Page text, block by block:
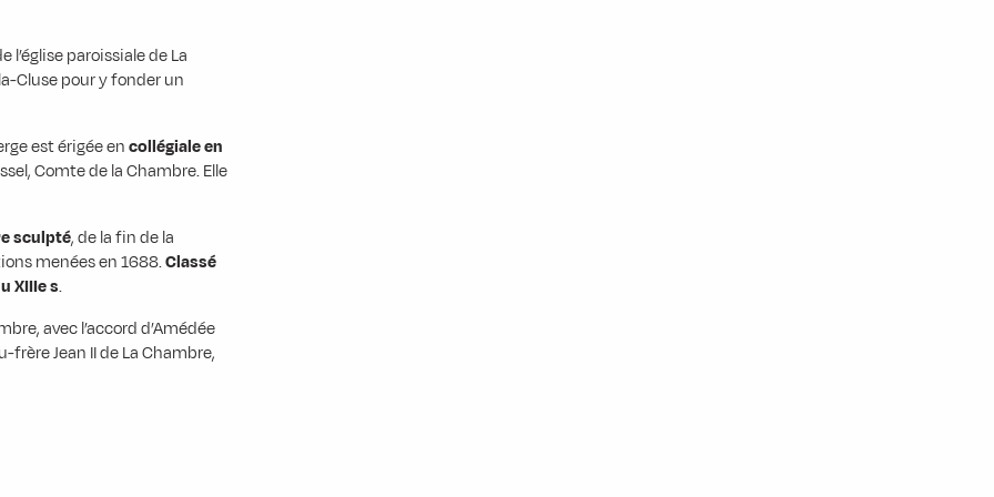
l’église paroissiale de La
Cluse pour y fonder un
est érigée encollégiale en
Comte de la Chambre. Elle
sculpté, de la fin de la
menées en 1688.Classé
XIIIe s.
avec l’accord d’Amédée
Jean II de La Chambre,